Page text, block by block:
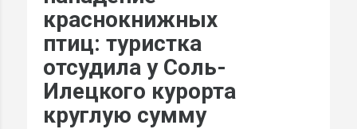
краснокнижных
птиц: туристка
отсудила у Соль-
Илецкого курорта
круглую сумму